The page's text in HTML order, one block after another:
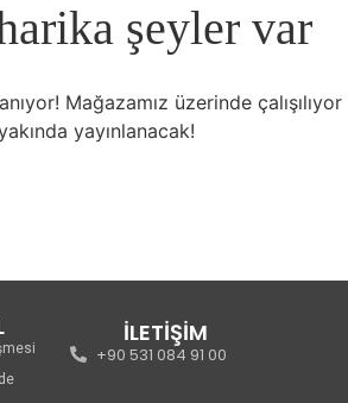
şeyler var
Mağazamız üzerinde çalışılıyor
yayınlanacak!
İLETİŞİM
+90 531 084 91 00